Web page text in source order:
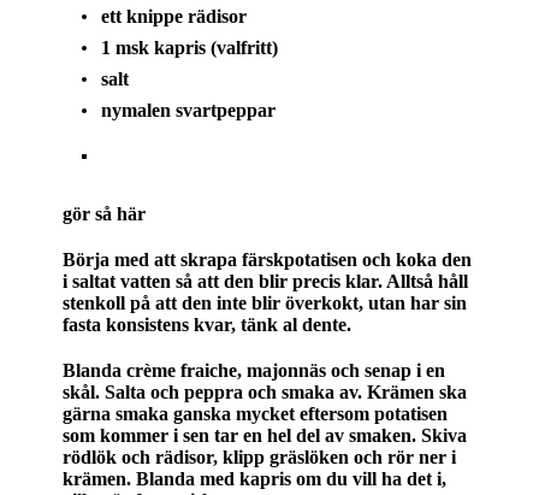
ett knippe rädisor
1 msk kapris (valfritt)
salt
nymalen svartpeppar
gör så här
Börja med att skrapa färskpotatisen och koka den
i saltat vatten så att den blir precis klar. Alltså håll
stenkoll på att den inte blir överkokt, utan har sin
fasta konsistens kvar, tänk al dente.
Blanda crème fraiche, majonnäs och senap i en
skål. Salta och peppra och smaka av. Krämen ska
gärna smaka ganska mycket eftersom potatisen
som kommer i sen tar en hel del av smaken. Skiva
rödlök och rädisor, klipp gräslöken och rör ner i
krämen. Blanda med kapris om du vill ha det i,